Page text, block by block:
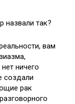
назвали так?
вам
ничего
создали
рак